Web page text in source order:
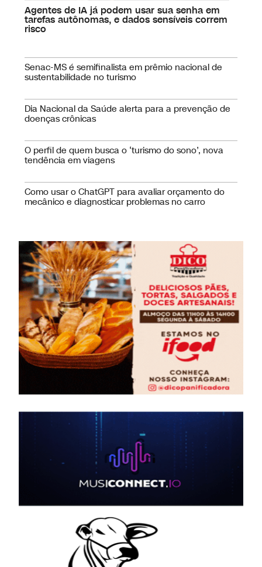
Agentes de IA já podem usar sua senha em
tarefas autônomas, e dados sensíveis correm
Senac-MS é semifinalista em prêmio nacional de
Dia Nacional da Saúde alerta para a prevenção de
O perfil de quem busca o ‘turismo do sono’, nova
Como usar o ChatGPT para avaliar orçamento do